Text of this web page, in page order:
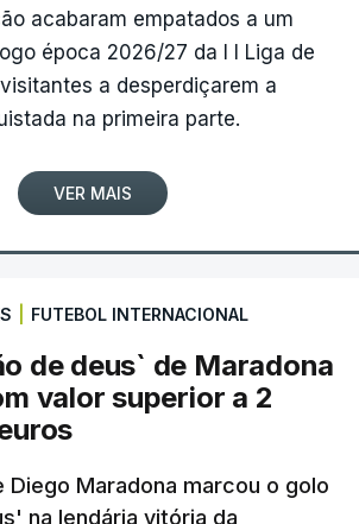
acabaram empatados a um
época 2026/27 da I I Liga de
a desperdiçarem a
na primeira parte.
VER MAIS
FUTEBOL INTERNACIONAL
de deus` de Maradona
valor superior a 2
Diego Maradona marcou o golo
na lendária vitória da